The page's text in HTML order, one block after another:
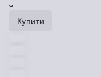
Купити